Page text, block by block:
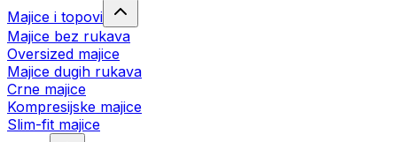
Majice i topovi
Majice bez rukava
Oversized majice
Majice dugih rukava
Crne majice
Kompresijske majice
Slim-fit majice